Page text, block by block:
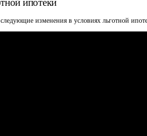
изменения в условиях льготной